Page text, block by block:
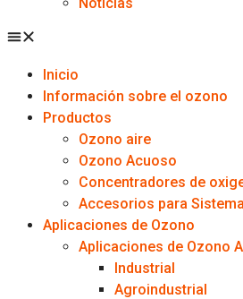
Inicio
Información sobre el ozono
Productos
Ozono aire
Ozono Acuoso
Concentradores de
Accesorios para
Aplicaciones de Ozono
Aplicaciones de Ozono
Industrial
Agroindustrial